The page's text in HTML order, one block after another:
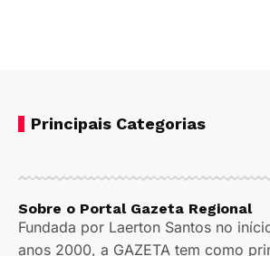
Principais Categorias
Sobre o Portal Gazeta Regional
Fundada por Laerton Santos no
anos 2000, a GAZETA tem como